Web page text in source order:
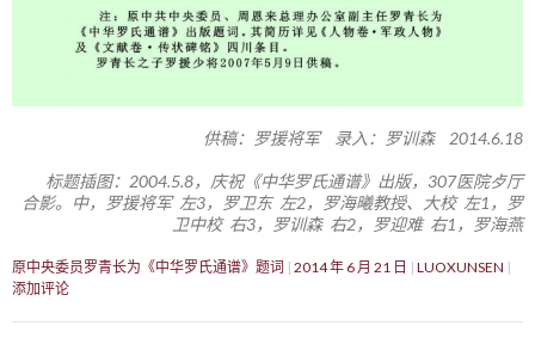
供稿：罗援将军 录入：罗训森 2014.6.18
标题插图：2004.5.8，庆祝《中华罗氏通谱》出版，307医院歺厅
合影。中，罗援将军 左3，罗卫东 左2，罗海曦教授、大校 左1，罗
卫中校 右3，罗训森 右2，罗迎难 右1，罗海燕
原中央委员罗青长为《中华罗氏通谱》题词 2014 年 6 月 21 日
LUOXUNSEN
添加评论